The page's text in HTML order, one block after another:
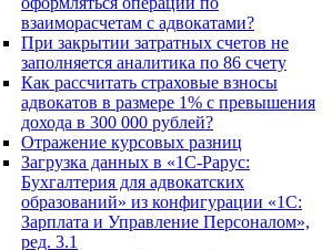
взаиморасчетам с адвокатами?
При закрытии затратных счетов не
заполняется аналитика по 86 счету
Как рассчитать страховые взносы
адвокатов в размере 1% с превышения
дохода в 300 000 рублей?
Отражение курсовых разниц
Загрузка данных в «1С-Рарус:
Бухгалтерия для адвокатских
образований» из конфигурации «1С:
Зарплата и Управление Персоналом»,
ред. 3.1